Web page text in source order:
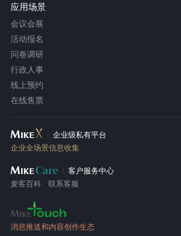
应用场景
会议会展
活动报名
问卷调研
行政人事
线上预约
在线售票
企业级私有平台
企业全场景信息收集
客户服务中心
麦客百科
联系客服
消息推送和内容创作生态